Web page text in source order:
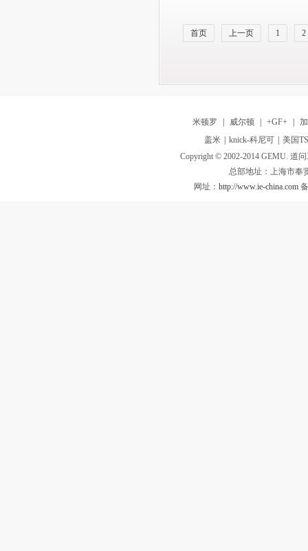
首页 上一页 1 2
米顿罗 威尔顿 +GF+
盖米
knick-科尼可
美国
Copyright © 2002-2014 GEMU. 道
总部地址：上海市奉
网址： http://www.ie-china.com